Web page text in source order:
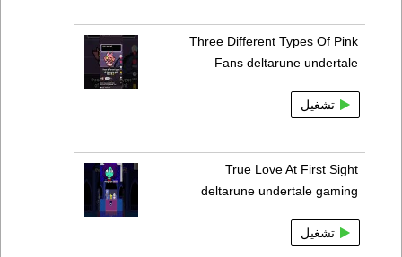
Three Different Types Of Pink
Fans deltarune undertale
تشغيل
True Love At First Sight
deltarune undertale gaming
تشغيل